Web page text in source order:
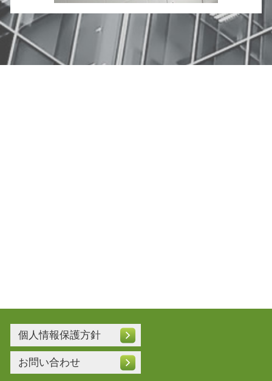
個人情報保護方針
お問い合わせ